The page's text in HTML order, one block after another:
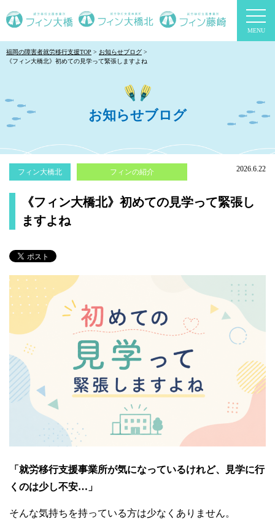
福岡の障害者就労移行支援TOP
お知らせブログ
《フィン大橋北》初めての見学って緊張しますよね
お知らせブログ
フィン大橋北 フィンの紹介 2026.6.22
《フィン大橋北》初めての見学って緊張し
ますよね
「就労移行支援事業所が気になっているけれど、見学に行
くのは少し不安…」
そんな気持ちを持っている方は少なくありません。